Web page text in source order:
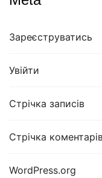
Зареєструватись
Увійти
Стрічка записів
Стрічка
WordPress.org